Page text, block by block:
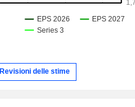
Revisioni delle stime